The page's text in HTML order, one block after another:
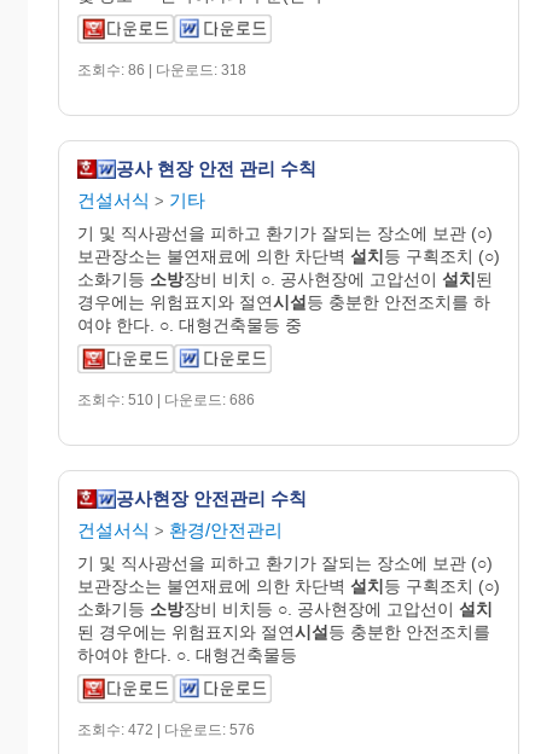
조회수: 86 | 다운로드: 318
공사 현장 안전 관리 수칙
건설서식 > 기타
기 및 직사광선을 피하고 환기가 잘되는 장소에 보관 (○)
보관장소는 불연재료에 의한 차단벽 설치등 구획조치 (○)
소화기등 소방장비 비치 ○. 공사현장에 고압선이 설치된
경우에는 위험표지와 절연시설등 충분한 안전조치를 하
여야 한다. ○. 대형건축물등 중
조회수: 510 | 다운로드: 686
공사현장 안전관리 수칙
건설서식 > 환경/안전관리
기 및 직사광선을 피하고 환기가 잘되는 장소에 보관 (○)
보관장소는 불연재료에 의한 차단벽 설치등 구획조치 (○)
소화기등 소방장비 비치등 ○. 공사현장에 고압선이 설치
된 경우에는 위험표지와 절연시설등 충분한 안전조치를
하여야 한다. ○. 대형건축물등
조회수: 472 | 다운로드: 576